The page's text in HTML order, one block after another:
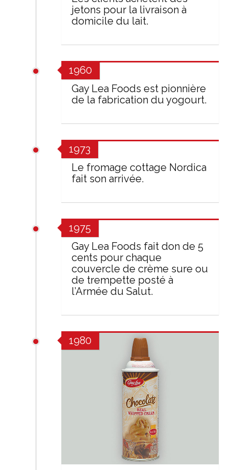
jetons pour la livraison à
domicile du lait.
1960
Gay Lea Foods est pionnière
de la fabrication du yogourt.
1973
Le fromage cottage Nordica
fait son arrivée.
1975
Gay Lea Foods fait don de 5
cents pour chaque
couvercle de crème sure ou
de trempette posté à
l’Armée du Salut.
1980